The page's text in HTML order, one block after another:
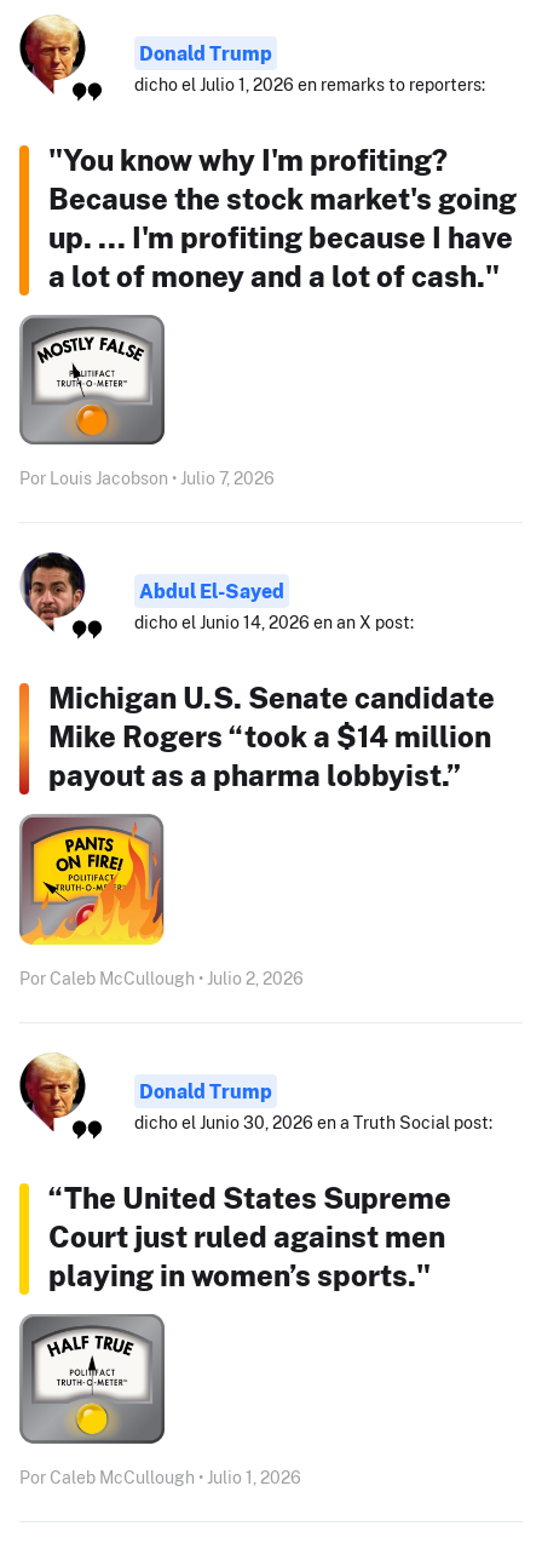
Donald Trump
dicho el Julio 1, 2026 en remarks to reporters:
"You know why I'm profiting?
Because the stock market's going
up. ... I'm profiting because I have
a lot of money and a lot of cash."
Por Louis Jacobson • Julio 7, 2026
Abdul El-Sayed
dicho el Junio 14, 2026 en an X post:
Michigan U.S. Senate candidate
Mike Rogers “took a $14 million
payout as a pharma lobbyist.”
Por Caleb McCullough • Julio 2, 2026
Donald Trump
dicho el Junio 30, 2026 en a Truth Social post:
“The United States Supreme
Court just ruled against men
playing in women’s sports."
Por Caleb McCullough • Julio 1, 2026